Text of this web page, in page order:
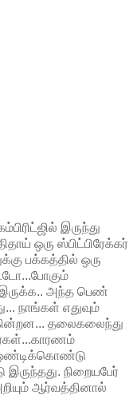
இருந்து
ஒரு ஸ்பிட்பிரேக்கர்
பக்கத்தில் ஒரு
அந்த பெண்
நாங்கள் எதுவும்
தலைகலைந்து
ஒண்டிக்கொண்டு
நிறையபேர்
ஆர்வத்தினால்